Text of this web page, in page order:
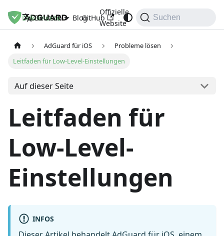
Dokumente Blog
Offizielle
Website
Deutsch GitHub Suchen
AdGuard für iOS
Probleme lösen
Leitfaden für Low-Level-Einstellungen
Auf dieser Seite
Leitfaden für
Low-Level-
Einstellungen
INFOS